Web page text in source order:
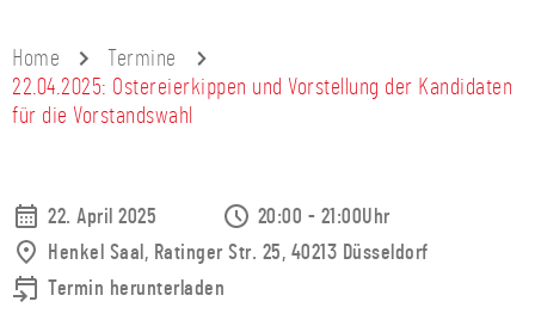
Home
Termine
22.04.2025: Ostereierkippen und Vorstellung der Kandidaten
für die Vorstandswahl
22. April 2025
20:00 - 21:00Uhr
Henkel Saal, Ratinger Str. 25, 40213 Düsseldorf
Termin herunterladen